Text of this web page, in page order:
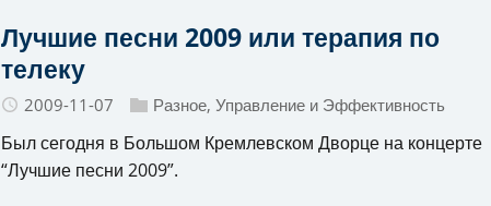
Лучшие песни 2009 или терапия по
телеку
2009-11-07 Разное, Управление и Эффективность
Был сегодня в Большом Кремлевском Дворце на концерте
“Лучшие песни 2009”.